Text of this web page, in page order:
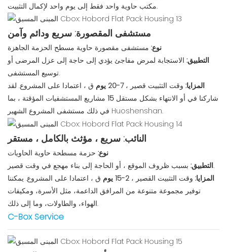
مكتب حاوية واحد فقط إلى يوم واحد لإكمال التثبيت.
مستشفى المقصورة: سريع ودائم وآمن
نوع: مستشفى مقصورة حاوية مسطح الحزمة الجاهزة
التطبيق: الاستجابة لمرض مفاجئ يؤدي إلى حاجة إلى عزل المرضى أو
توسيع المستشفى.
المزايا: وقت التثبيت قصير ،7-20 يوم
ق ، اعتمادا على المشروع. لقد
شاركنا في أو الانتهاء بشكل مستقل 15 مشاريع المستشفيات المؤقتة ، بما
في ذلك مستشفى المشروع الشهير Huoshenshan.
النائب: سريع ، مؤثث بالكامل ، مستقر
نوع: حزمة مسطحة حاوية الحاويات
التطبيق:بسبب ظروف الموقع ، أو الحاجة إلى بناء مهجع في وقت قصير.
المزايا: وقت التثبيت القصير ، 2-15 يوم
ق ، اعتمادا على المشروع. يمكننا
توفير مجموعة متنوعة من المرافق الداعمة، مثل الأسرة، ومكيفات
الهواء، والطاولات، وما إلى ذلك.
C-Box Service